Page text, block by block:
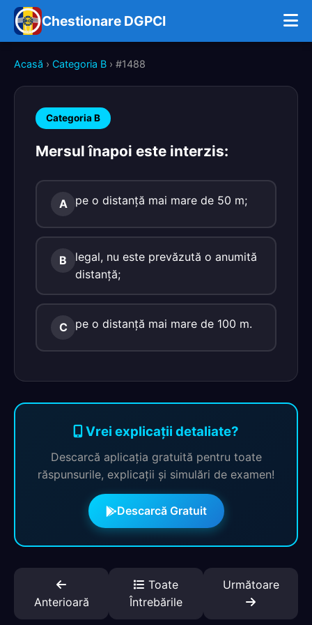
Chestionare DGPCI
Acasă › Categoria B › #1488
Categoria B
Mersul înapoi este interzis:
A pe o distanţă mai mare de 50 m;
B
legal, nu este prevăzută o anumită
distanţă;
C pe o distanţă mai mare de 100 m.
Vrei explicații detaliate?
Descarcă aplicația gratuită pentru toate
răspunsurile, explicații și simulări de examen!
Descarcă Gratuit
Anterioară
Toate
Întrebările
Următoare